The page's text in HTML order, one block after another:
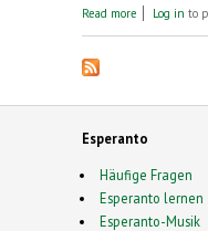
Read more about
Log in to
Esperanto
Häufige Fragen
Esperanto lernen
Esperanto-Musik